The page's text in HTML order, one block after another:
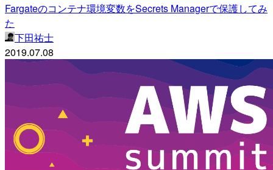
Fargateのコンテナ環境変数をSecrets Managerで保護してみ
た
下田祐士
2019.07.08